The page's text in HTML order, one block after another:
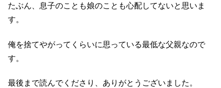
たぶん、息子のことも娘のことも心配してないと思いま
す。
俺を捨てやがってくらいに思っている最低な父親なので
す。
最後まで読んでくださり、ありがとうございました。